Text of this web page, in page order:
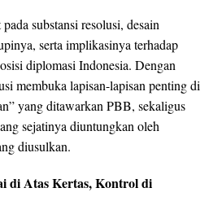
substansi resolusi, desain
serta implikasinya terhadap
diplomasi Indonesia. Dengan
membuka lapisan-lapisan penting di
yang ditawarkan PBB, sekaligus
sejatinya diuntungkan oleh
diusulkan.
di Atas Kertas, Kontrol di